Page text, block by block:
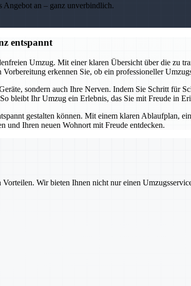
Angebot an – ganz unverbindlich.
entspannt
Umzug. Mit einer klaren Übersicht über die zu
erkennen Sie, ob ein professioneller
sondern auch Ihre Nerven. Indem Sie Schritt für
bleibt Ihr Umzug ein Erlebnis, das Sie mit Freude in
gestalten können. Mit einem klaren Ablaufplan,
und Ihren neuen Wohnort mit Freude entdecken.
Wir bieten Ihnen nicht nur einen